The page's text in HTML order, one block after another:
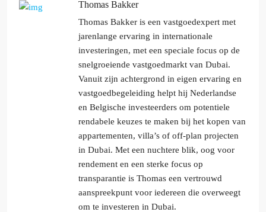
Thomas Bakker
Thomas Bakker is een vastgoedexpert met
jarenlange ervaring in internationale
investeringen, met een speciale focus op de
snelgroeiende vastgoedmarkt van Dubai.
Vanuit zijn achtergrond in eigen ervaring en
vastgoedbegeleiding helpt hij Nederlandse
en Belgische investeerders om potentiele
rendabele keuzes te maken bij het kopen van
appartementen, villa’s of off-plan projecten
in Dubai. Met een nuchtere blik, oog voor
rendement en een sterke focus op
transparantie is Thomas een vertrouwd
aanspreekpunt voor iedereen die overweegt
om te investeren in Dubai.